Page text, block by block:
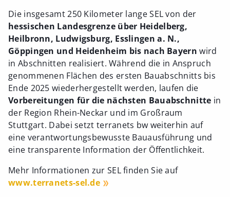
Die insgesamt 250 Kilometer lange SEL von der
hessischen Landesgrenze über Heidelberg,
Heilbronn, Ludwigsburg, Esslingen a. N.,
Göppingen und Heidenheim bis nach Bayern wird
in Abschnitten realisiert. Während die in Anspruch
genommenen Flächen des ersten Bauabschnitts bis
Ende 2025 wiederhergestellt werden, laufen die
Vorbereitungen für die nächsten Bauabschnitte in
der Region Rhein-Neckar und im Großraum
Stuttgart. Dabei setzt terranets bw weiterhin auf
eine verantwortungsbewusste Bauausführung und
eine transparente Information der Öffentlichkeit.
Mehr Informationen zur SEL finden Sie auf
www.terranets-sel.de